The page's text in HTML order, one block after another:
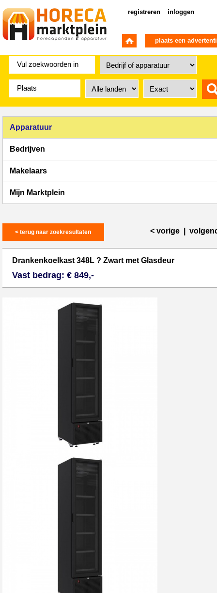
registreren inloggen
plaats een
Apparatuur
Bedrijven
Makelaars
Mijn Marktplein
< terug naar zoekresultaten < vorige
Drankenkoelkast 348L ? Zwart met Glasdeur
Vast bedrag: € 849,-